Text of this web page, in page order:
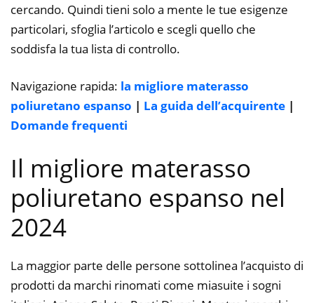
cercando. Quindi tieni solo a mente le tue esigenze
particolari, sfoglia l’articolo e scegli quello che
soddisfa la tua lista di controllo.
Navigazione rapida: la migliore materasso
poliuretano espanso | La guida dell’acquirente |
Domande frequenti
Il migliore materasso
poliuretano espanso nel
2024
La maggior parte delle persone sottolinea l’acquisto di
prodotti da marchi rinomati come miasuite i sogni